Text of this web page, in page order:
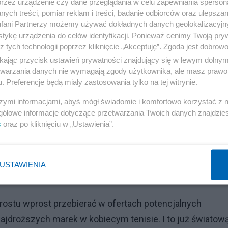
wokół niej i jej sztabu zacznie się po prostu istny
będzie się jej czepiało wielu hochsztaplerów, którzy
jest duże niebezpieczeństwo.
Reklama
oddała ludziom, którzy z nią pracowali i w nią
oraz nigdy nie przestali w nią wierzyć. Resztę kasy
nie! - może tak być, że będą to już ostatnie tak
wprost przebierać w ofertach potencjalnych
marek w kobiecym tenisie. I to już
treści, pomiar reklam i treści, badanie odbiorców oraz
Partnerzy możemy używać dokładnych danych
urządzenia do celów identyfikacji. Ponieważ cenimy Twoją
tych technologii poprzez kliknięcie „Akceptuję”. Zgoda jest
przycisk ustawień prywatności znajdujący się w lewym
danych nie wymagają zgody użytkownika, ale masz
Preferencje będą miały zastosowania tylko na tej witrynie.
informacjami, abyś mógł świadomie i komfortowo korzystać z
informacje dotyczące przetwarzania Twoich danych
oraz po kliknięciu w „Ustawienia”.
USTAWIENIA